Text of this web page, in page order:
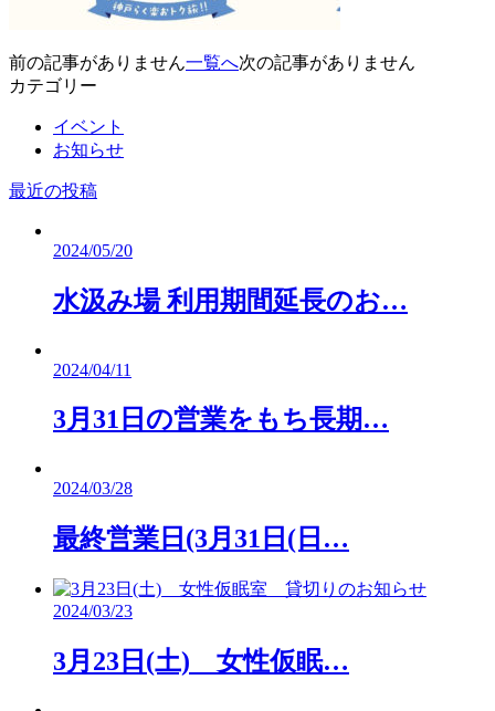
前の記事がありません一覧へ次の記事がありません
カテゴリー
イベント
お知らせ
最近の投稿
2024/05/20
水汲み場 利用期間延長のお…
2024/04/11
3月31日の営業をもち長期…
2024/03/28
最終営業日(3月31日(日…
2024/03/23
3月23日(土) 女性仮眠…